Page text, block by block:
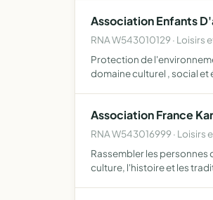
Association Enfants
RNA W543010129 · Loisirs
Protection de
domaine culturel , social
Association France
RNA W543016999 · Loisirs
Rassembler les personnes
culture, l'histoire et les